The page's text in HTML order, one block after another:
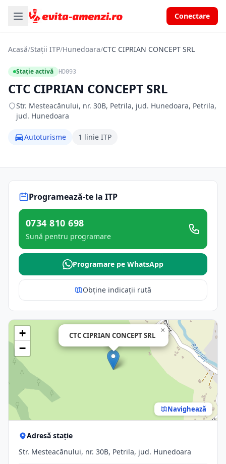
Conectare
Acasă/Stații ITP/Hunedoara/CTC CIPRIAN CONCEPT SRL
Stație activă HD093
CTC CIPRIAN CONCEPT SRL
Str. Mesteacănului, nr. 30B, Petrila, jud. Hunedoara, Petrila,
jud. Hunedoara
Autoturisme 1 linie ITP
Programează-te la ITP
0734 810 698
Sună pentru programare
Programare pe WhatsApp
Obține indicații rută
CTC CIPRIAN CONCEPT SRL
×
+
−
Navighează
Adresă stație
Str. Mesteacănului, nr. 30B, Petrila, jud. Hunedoara